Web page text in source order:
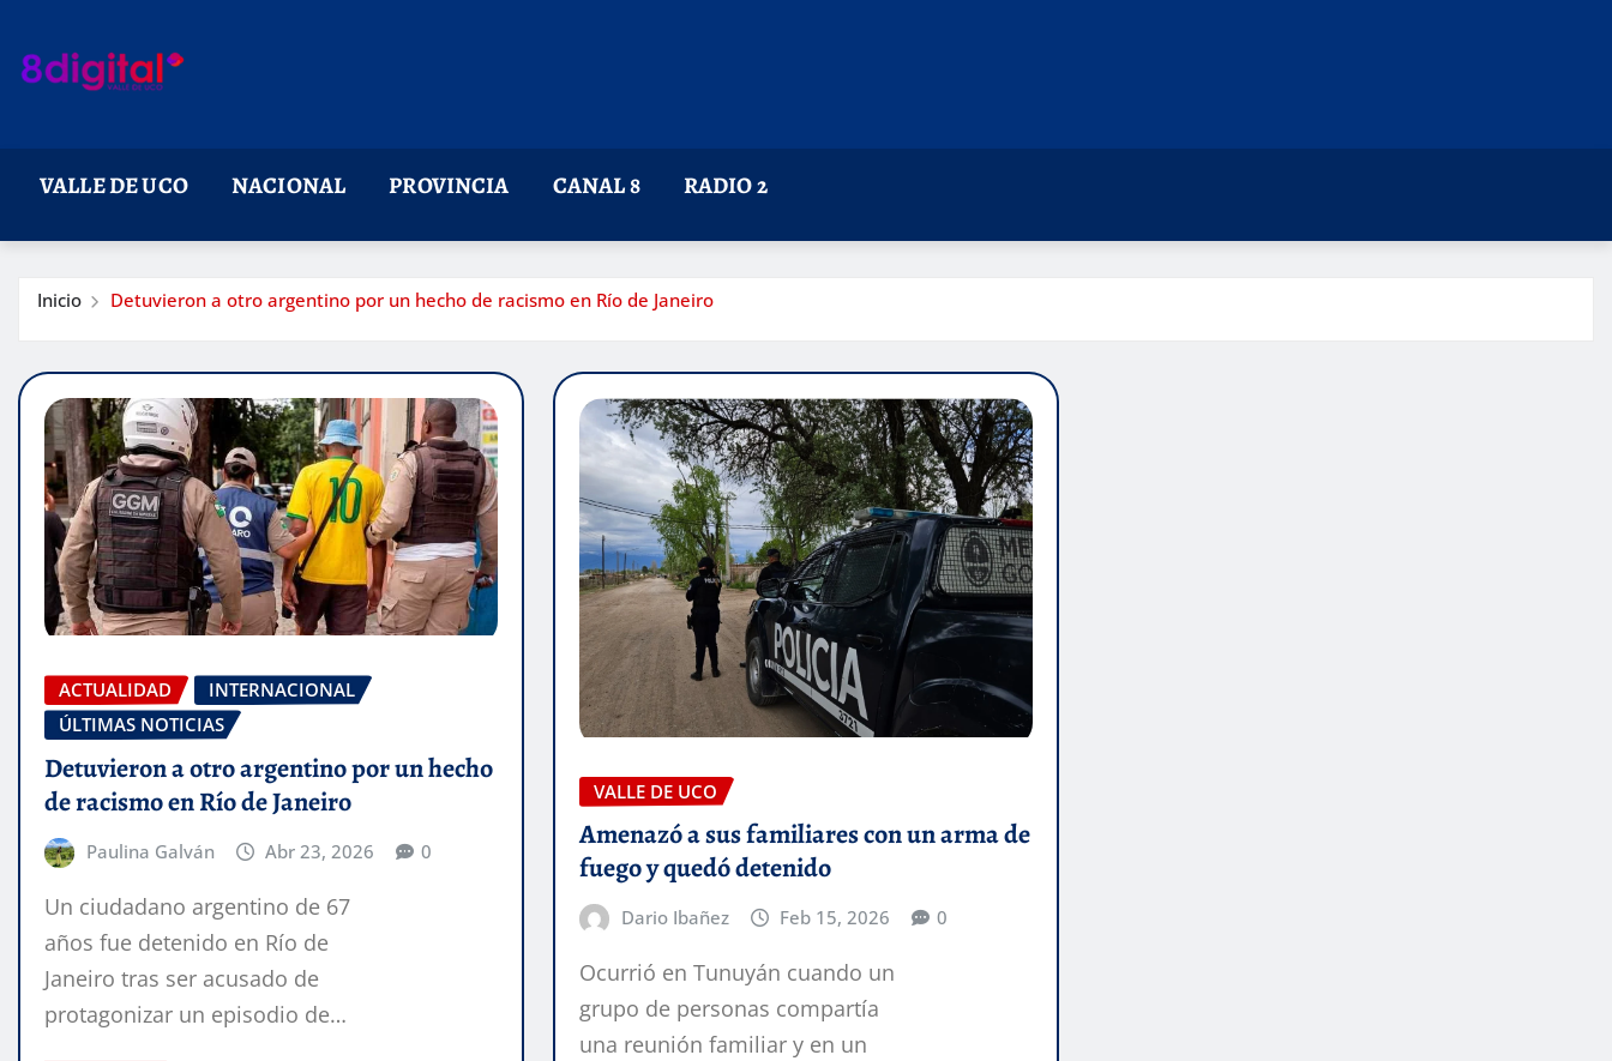
contenido
VALLE DE UCO NACIONAL PROVINCIA CANAL 8 RADIO 2
Inicio Detuvieron a otro argentino por un hecho de racismo en Río de Janeiro
ACTUALIDAD
INTERNACIONAL
ÚLTIMAS NOTICIAS
Detuvieron a otro argentino por un hecho
de racismo en Río de Janeiro
Paulina Galván Abr 23, 2026 0
Un ciudadano argentino de 67
años fue detenido en Río de
Janeiro tras ser acusado de
protagonizar un episodio de…
VALLE DE UCO
Amenazó a sus familiares con un arma de
fuego y quedó detenido
Dario Ibañez Feb 15, 2026 0
Ocurrió en Tunuyán cuando un
grupo de personas compartía
una reunión familiar y en un